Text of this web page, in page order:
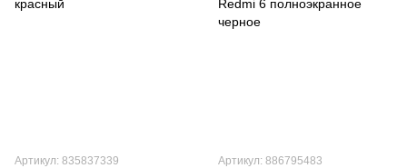
Артикул: 835837339 Артикул: 886795483